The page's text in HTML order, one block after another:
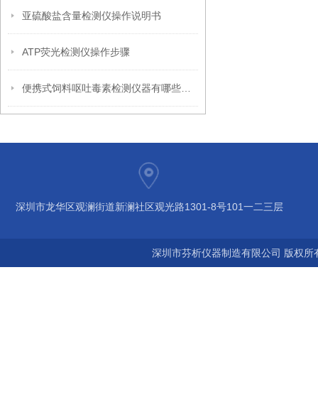
亚硫酸盐含量检测仪操作说明书
ATP荧光检测仪操作步骤
深圳市龙华区观澜街道新澜社区观光路1301-8号101一二三层
深圳市芬析仪器制造有限公司 版权